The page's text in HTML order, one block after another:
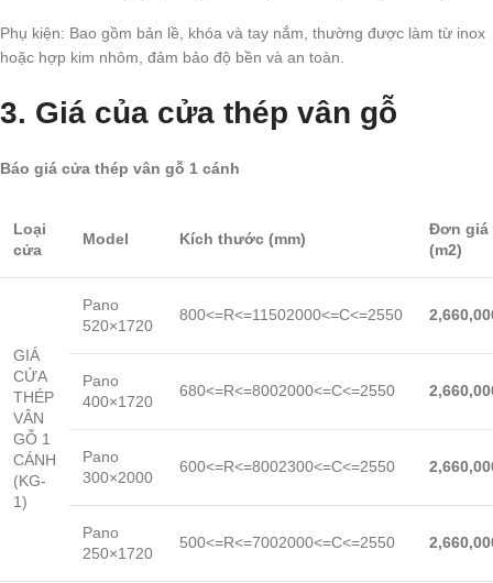
Phụ kiện: Bao gồm bản lề, khóa và tay nắm, thường được làm từ inox
hoặc hợp kim nhôm, đảm bảo độ bền và an toàn.
3. Giá của cửa thép vân gỗ
Báo giá cửa thép vân gỗ 1 cánh
Loại
cửa
Model Kích thước (mm)
Đơn giá
(m2)
GIÁ
CỬA
THÉP
VÂN
GỖ 1
CÁNH
(KG-
1)
Pano
520×1720
800<=R<=11502000<=C<=2550
Pano
400×1720
680<=R<=8002000<=C<=2550
Pano
300×2000
600<=R<=8002300<=C<=2550
Pano
250×1720
500<=R<=7002000<=C<=2550